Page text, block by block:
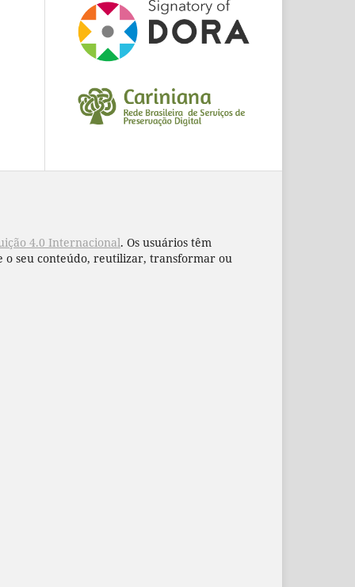
4.0 Internacional. Os usuários têm
seu conteúdo, reutilizar, transformar ou